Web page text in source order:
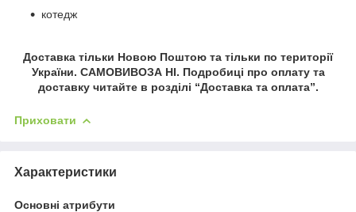
котедж
Доставка тільки Новою Поштою та тільки по території
України. САМОВИВОЗА НІ. Подробиці про оплату та
доставку читайте в розділі “Доставка та оплата”.
Приховати
Характеристики
Основні атрибути